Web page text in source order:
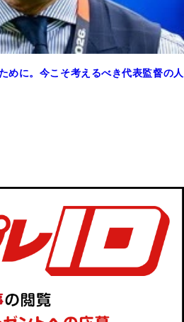
めに。今こそ考えるべき代表監督の人